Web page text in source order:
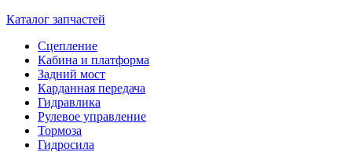
Каталог запчастей
Сцепление
Кабина и платформа
Задний мост
Карданная передача
Гидравлика
Рулевое управление
Тормоза
Гидросила